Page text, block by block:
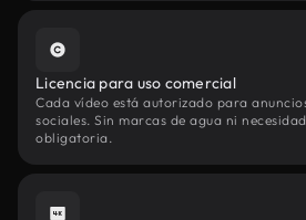
Licencia para uso comercial
Cada vídeo está autorizado para
sociales. Sin marcas de agua ni
obligatoria.